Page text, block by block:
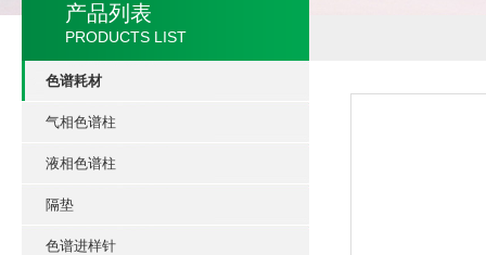
产品列表
PRODUCTS LIST
色谱耗材
气相色谱柱
液相色谱柱
隔垫
色谱进样针